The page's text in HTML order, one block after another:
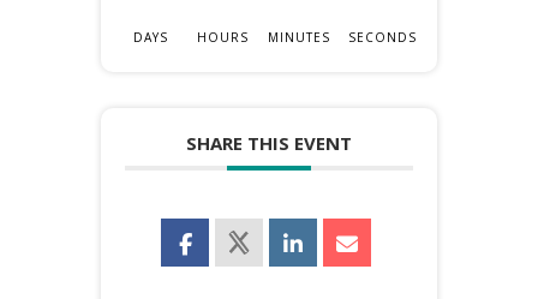
DAYS HOURS MINUTES SECOND
SHARE THIS EVENT